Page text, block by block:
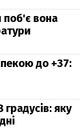
поб'є вона
до +37:
яку